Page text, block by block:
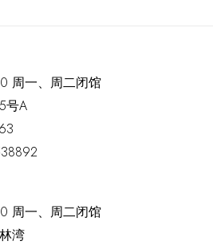
周一、周二闭馆
号A
周一、周二闭馆
湾